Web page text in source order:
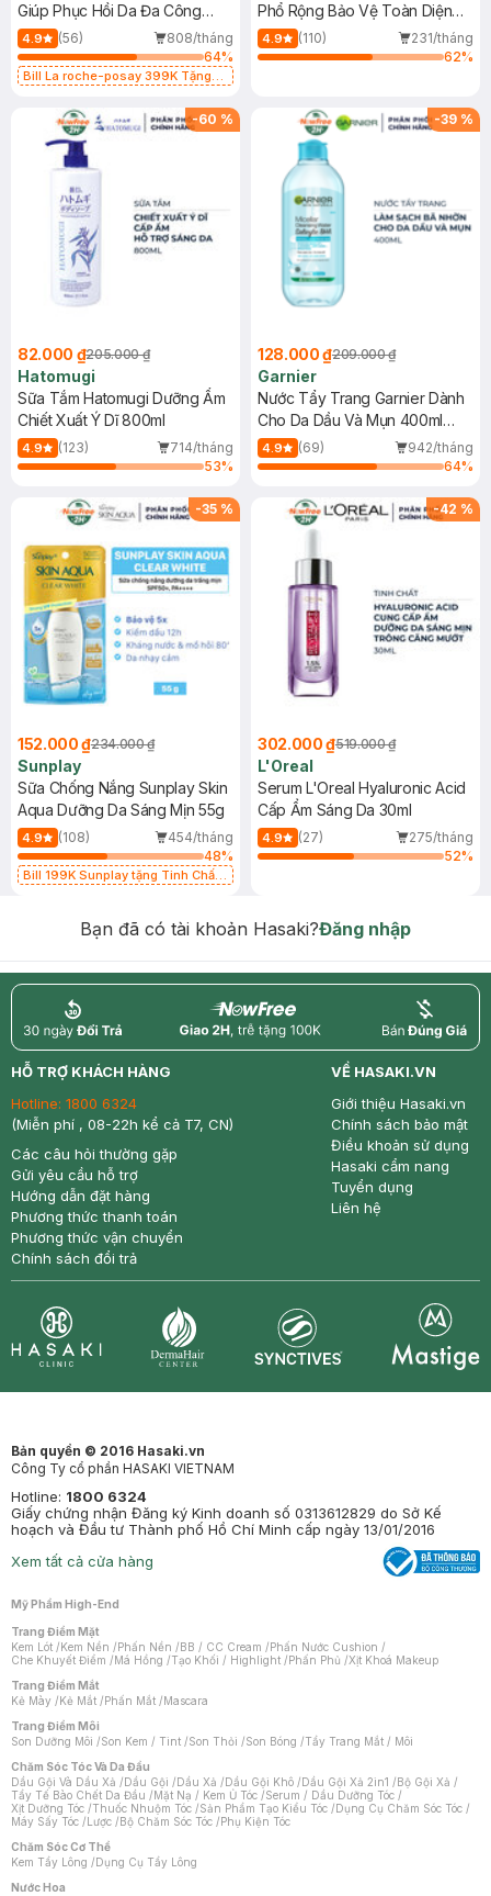
Giúp Phục Hồi Da Đa Công
Dụng 40ml
4.9 (56)
808/tháng
64%
Bill La roche-posay 399K Tặng
(SL có hạn)
Phổ Rộng Bảo Vệ Toàn Diện
40ml
4.9 (110)
231/tháng
62%
-60 %
82.000 ₫205.000 ₫
Hatomugi
Sữa Tắm Hatomugi Dưỡng Ẩm
Chiết Xuất Ý Dĩ 800ml
4.9 (123)
714/tháng
53%
-39 %
128.000 ₫209.000 ₫
Garnier
Nước Tẩy Trang Garnier Dành
Cho Da Dầu Và Mụn 400ml
(Mới)
4.9 (69)
942/tháng
64%
-35 %
152.000 ₫234.000 ₫
Sunplay
Sữa Chống Nắng Sunplay Skin
Aqua Dưỡng Da Sáng Mịn 55g
4.9 (108)
454/tháng
48%
Bill 199K Sunplay tặng Tinh Chất
-42 %
302.000 ₫519.000 ₫
L'Oreal
Serum L'Oreal Hyaluronic Acid
Cấp Ẩm Sáng Da 30ml
4.9 (27)
275/tháng
52%
Bạn đã có tài khoản Hasaki?Đăng nhập
return nowfree price
HỖ TRỢ KHÁCH HÀNG
Hotline: 1800 6324
(Miễn phí , 08-22h kể cả T7, CN)
Các câu hỏi thường gặp
Gửi yêu cầu hỗ trợ
Hướng dẫn đặt hàng
Phương thức thanh toán
Phương thức vận chuyển
Chính sách đổi trả
VỀ HASAKI.VN
Giới thiệu Hasaki.vn
Chính sách bảo mật
Điều khoản sử dụng
Hasaki cẩm nang
Tuyển dụng
Liên hệ
Bản quyền © 2016 Hasaki.vn
Công Ty cổ phần HASAKI VIETNAM
Hotline: 1800 6324
Giấy chứng nhận Đăng ký Kinh doanh số 0313612829 do Sở Kế
hoạch và Đầu tư Thành phố Hồ Chí Minh cấp ngày 13/01/2016
Xem tất cả cửa hàng
Mỹ Phẩm High-End
Trang Điểm Mặt
Kem Lót /Kem Nền /Phấn Nền /BB / CC Cream /Phấn Nước Cushion /
Che Khuyết Điểm /Má Hồng /Tạo Khối / Highlight /Phấn Phủ /Xịt Khoá Makeup
Trang Điểm Mắt
Kẻ Mày /Kẻ Mắt /Phấn Mắt /Mascara
Trang Điểm Môi
Son Dưỡng Môi /Son Kem / Tint /Son Thỏi /Son Bóng /Tẩy Trang Mắt / Môi
Chăm Sóc Tóc Và Da Đầu
Dầu Gội Và Dầu Xả /Dầu Gội /Dầu Xả /Dầu Gội Khô /Dầu Gội Xả 2in1 /Bộ Gội Xả /
Tẩy Tế Bào Chết Da Đầu /Mặt Nạ / Kem Ủ Tóc /Serum / Dầu Dưỡng Tóc /
Xịt Dưỡng Tóc /Thuốc Nhuộm Tóc /Sản Phẩm Tạo Kiểu Tóc /Dụng Cụ Chăm Sóc Tóc /
Máy Sấy Tóc /Lược /Bộ Chăm Sóc Tóc /Phụ Kiện Tóc
Chăm Sóc Cơ Thể
Kem Tẩy Lông /Dụng Cụ Tẩy Lông
Nước Hoa